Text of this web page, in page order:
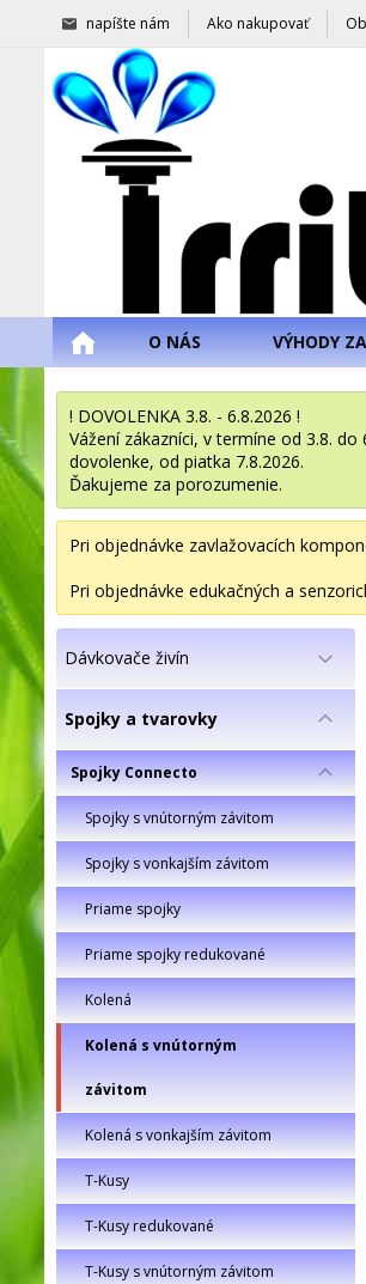
napíšte nám Ako nakupovať
O NÁS VÝHODY
! DOVOLENKA 3.8. - 6.8.2026 !
Vážení zákazníci, v termíne od 3.8.
dovolenke, od piatka 7.8.2026.
Ďakujeme za porozumenie.
Pri objednávke zavlažovacích
Pri objednávke edukačných a
Dávkovače živín
Spojky a tvarovky
Spojky Connecto
Spojky s vnútorným závitom
Spojky s vonkajším závitom
Priame spojky
Priame spojky redukované
Kolená
Kolená s vnútorným
závitom
Kolená s vonkajším závitom
T-Kusy
T-Kusy redukované
T-Kusy s vnútorným závitom